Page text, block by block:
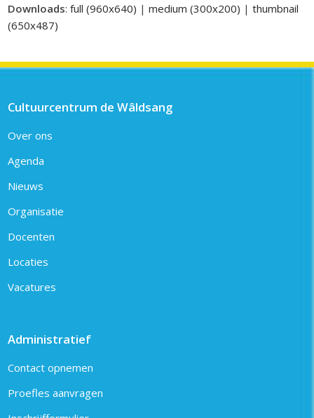
Downloads:full (960x640) |medium (300x200) |thumbnail
(650x487)
Cultuurcentrum de Wâldsang
Over ons
Agenda
Nieuws
Organisatie
Docenten
Locaties
Vacatures
Administratief
Contact opnemen
Proefles aanvragen